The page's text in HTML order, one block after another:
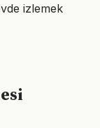
izlemek